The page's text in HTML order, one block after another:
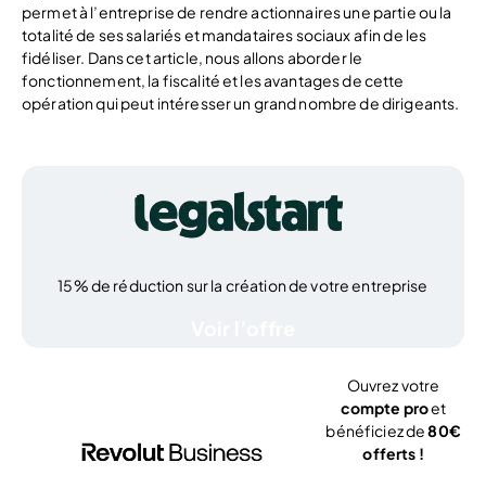
permet à l’entreprise de rendre actionnaires une partie ou la
totalité de ses salariés et mandataires sociaux afin de les
fidéliser. Dans cet article, nous allons aborder le
fonctionnement, la fiscalité et les avantages de cette
opération qui peut intéresser un grand nombre de dirigeants.
15% de réduction sur la création de votre entreprise
Ouvrez votre
compte proet
bénéficiez de80€
offerts !